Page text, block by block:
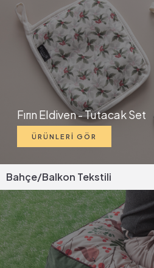
Fırın Eldiven - Tutacak Set
ÜRÜNLERİ GÖR
Bahçe/Balkon Tekstili